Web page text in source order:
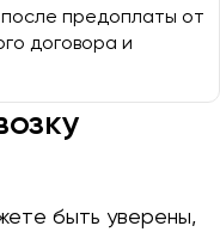
предоплаты от
договора и
быть уверены,